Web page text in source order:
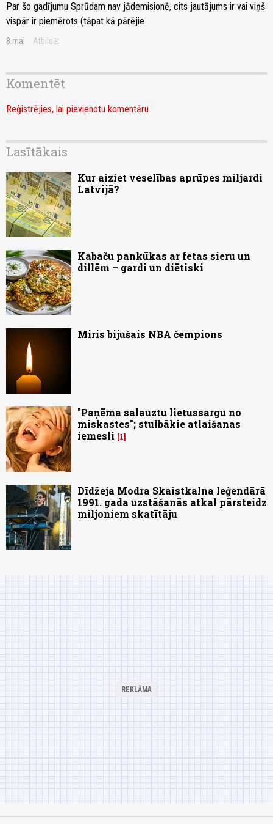
Par šo gadījumu Sprūdam nav jādemisionē, cits jautājums ir vai viņš
vispār ir piemērots (tāpat kā pārējie
8.mai Atbildēt
Komentēt
Reģistrējies, lai pievienotu komentāru
Lasītākais
Kur aiziet veselības aprūpes miljardi
Latvijā?
Kabaču pankūkas ar fetas sieru un
dillēm – gardi un diētiski
Miris bijušais NBA čempions
"Paņēma salauztu lietussargu no
miskastes"; stulbākie atlaišanas
iemesli
1
Dīdžeja Modra Skaistkalna leģendārā
1991. gada uzstāšanās atkal pārsteidz
miljoniem skatītāju